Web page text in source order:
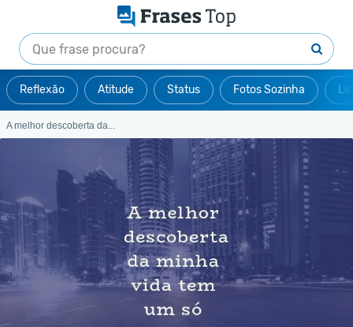
Reflexão Atitude Status Fotos Sozinha
A melhor descoberta da...